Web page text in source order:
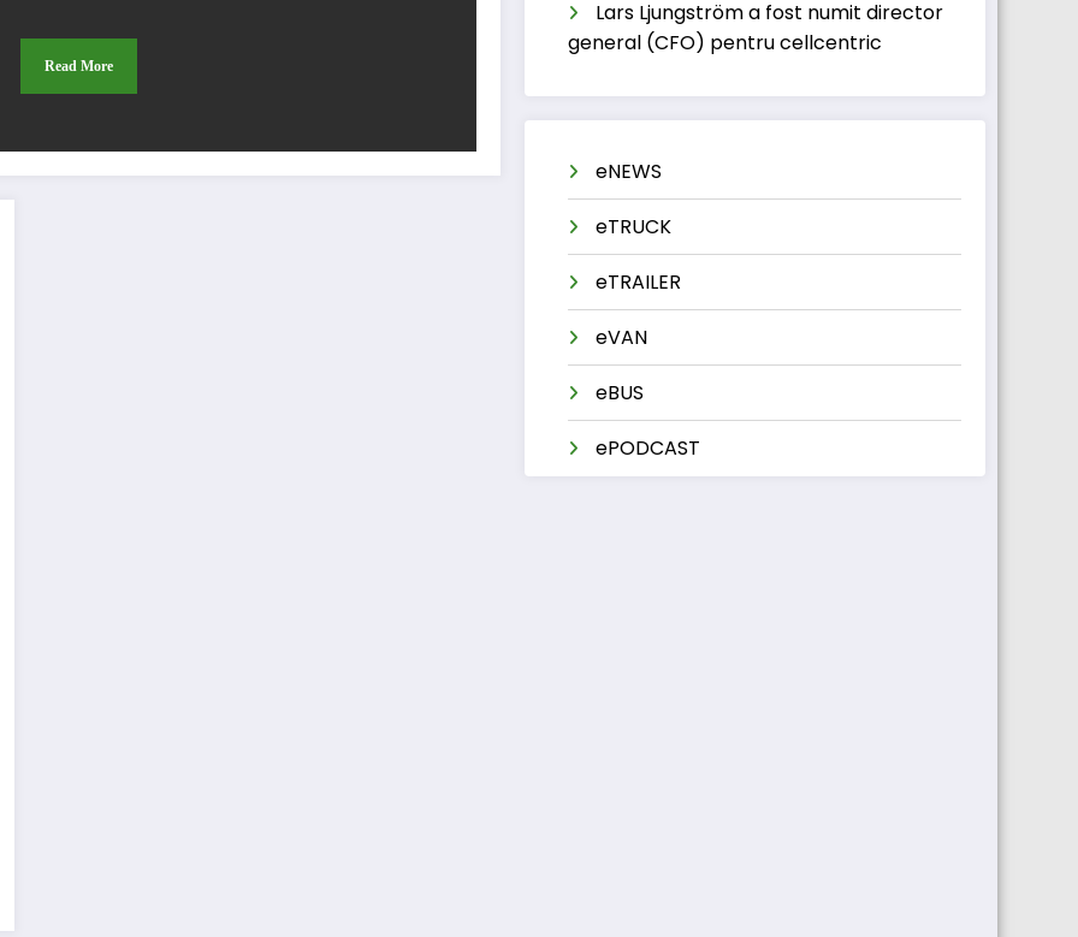
Read More
Lars Ljungström a fost numit director
general (CFO) pentru cellcentric
eNEWS
eTRUCK
eTRAILER
eVAN
eBUS
ePODCAST